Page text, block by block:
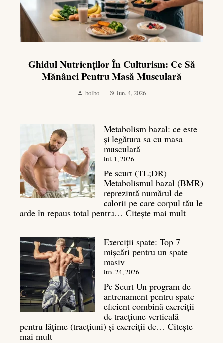
Ghidul Nutrienților În Culturism: Ce Să
Mănânci Pentru Masă Musculară
bolbo iun. 4, 2026
Metabolism bazal: ce este
și legătura sa cu masa
musculară
iul. 1, 2026
Pe scurt (TL;DR)
Metabolismul bazal (BMR)
reprezintă numărul de
calorii pe care corpul tău le
arde în repaus total pentru… Citește mai mult:
este
sa
cu
masa
musculară
Exerciții spate: Top 7
mișcări pentru un spate
masiv
iun. 24, 2026
Pe Scurt Un program de
antrenament pentru spate
eficient combină exerciții
de tracțiune verticală
pentru lățime (tracțiuni) și exerciții de… Citește
mai mult: